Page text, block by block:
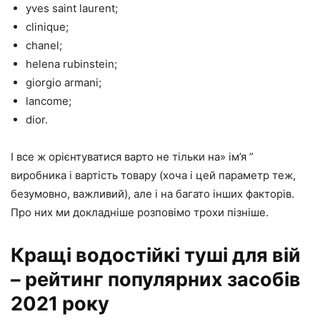
yves saint laurent;
clinique;
chanel;
helena rubinstein;
giorgio armani;
lancome;
dior.
І все ж орієнтуватися варто не тільки на» ім’я ”
виробника і вартість товару (хоча і цей параметр теж,
безумовно, важливий), але і на багато інших факторів.
Про них ми докладніше розповімо трохи пізніше.
Кращі водостійкі туші для вій
– рейтинг популярних засобів
2021 року